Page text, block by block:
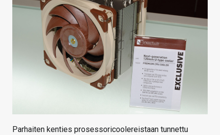
Parhaiten kenties prosessoricoolereistaan tunnettu